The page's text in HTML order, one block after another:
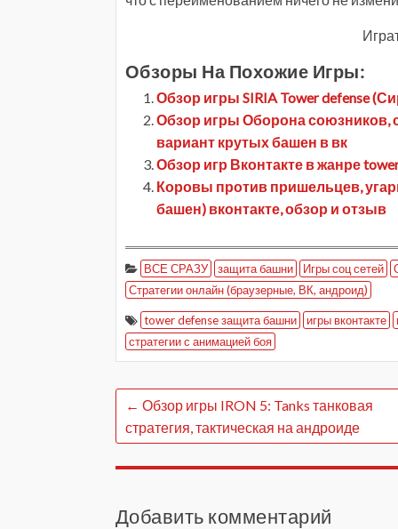
Обзоры На Похожие Игры:
Обзор игры SIRIA Tower defense
Обзор игры Оборона союзников,
вариант крутых башен в вк
Обзор игр Вконтакте в жанре
Коровы против пришельцев,
башен) вконтакте, обзор и отзыв
ВСЕ СРАЗУ защита башни Игры соц сетей
Стратегии онлайн (браузерные, ВК, андроид)
tower defense защита башни игры вконтакте
стратегии с анимацией боя
← Обзор игры IRON 5: Tanks танковая
стратегия, тактическая на андроиде
Добавить комментарий